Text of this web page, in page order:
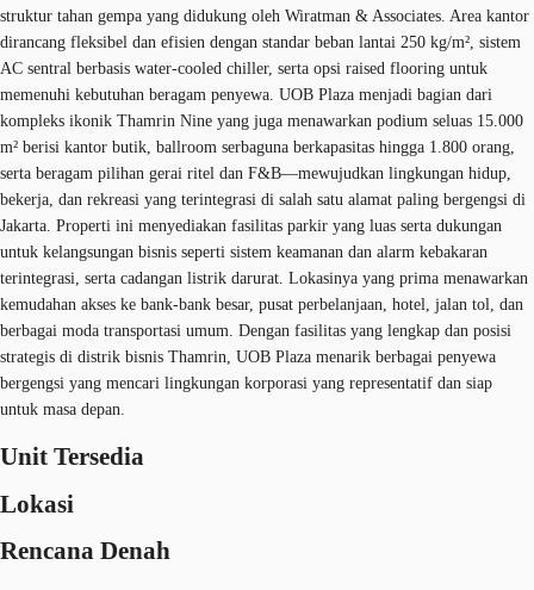
struktur tahan gempa yang didukung oleh Wiratman & Associates. Area kantor
dirancang fleksibel dan efisien dengan standar beban lantai 250 kg/m², sistem
AC sentral berbasis water-cooled chiller, serta opsi raised flooring untuk
memenuhi kebutuhan beragam penyewa. UOB Plaza menjadi bagian dari
kompleks ikonik Thamrin Nine yang juga menawarkan podium seluas 15.000
m² berisi kantor butik, ballroom serbaguna berkapasitas hingga 1.800 orang,
serta beragam pilihan gerai ritel dan F&B—mewujudkan lingkungan hidup,
bekerja, dan rekreasi yang terintegrasi di salah satu alamat paling bergengsi di
Jakarta. Properti ini menyediakan fasilitas parkir yang luas serta dukungan
untuk kelangsungan bisnis seperti sistem keamanan dan alarm kebakaran
terintegrasi, serta cadangan listrik darurat. Lokasinya yang prima menawarkan
kemudahan akses ke bank-bank besar, pusat perbelanjaan, hotel, jalan tol, dan
berbagai moda transportasi umum. Dengan fasilitas yang lengkap dan posisi
strategis di distrik bisnis Thamrin, UOB Plaza menarik berbagai penyewa
bergengsi yang mencari lingkungan korporasi yang representatif dan siap
untuk masa depan.
Unit Tersedia
Lokasi
Rencana Denah